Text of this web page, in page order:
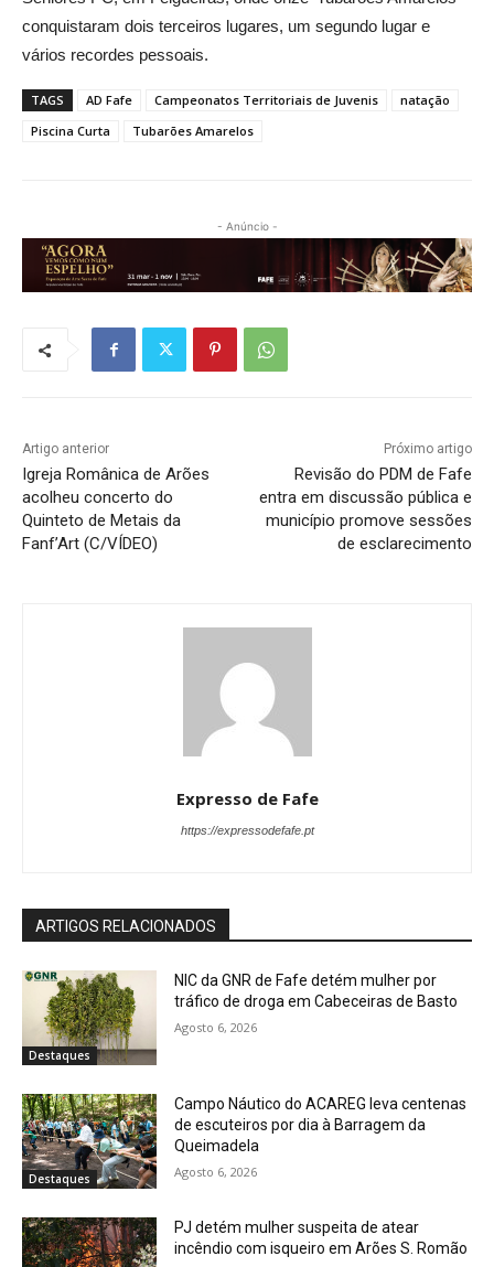
conquistaram dois terceiros lugares, um segundo lugar e
vários recordes pessoais.
TAGS AD Fafe Campeonatos Territoriais de Juvenis
natação
Piscina Curta
Tubarões Amarelos
- Anúncio -
Artigo anterior
Igreja Românica de Arões
acolheu concerto do
Quinteto de Metais da
Fanf’Art (C/VÍDEO)
Próximo artigo
Revisão do PDM de Fafe
entra em discussão pública e
município promove sessões
de esclarecimento
Expresso de Fafe
https://expressodefafe.pt
ARTIGOS RELACIONADOS
Destaques
NIC da GNR de Fafe detém mulher por
tráfico de droga em Cabeceiras de Basto
Agosto 6, 2026
Destaques
Campo Náutico do ACAREG leva centenas
de escuteiros por dia à Barragem da
Queimadela
Agosto 6, 2026
PJ detém mulher suspeita de atear
incêndio com isqueiro em Arões S. Romão